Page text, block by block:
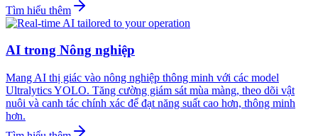
Tìm hiểu thêm
AI trong Nông nghiệp
Mang AI thị giác vào nông nghiệp thông minh với các model
Ultralytics YOLO. Tăng cường giám sát mùa màng, theo dõi vật
nuôi và canh tác chính xác để đạt năng suất cao hơn, thông minh
hơn.